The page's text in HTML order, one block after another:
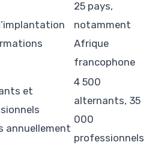
25 pays,
notamment
Afrique
francophone
et
annuellement
4 500
alternants, 35
000
professionnels